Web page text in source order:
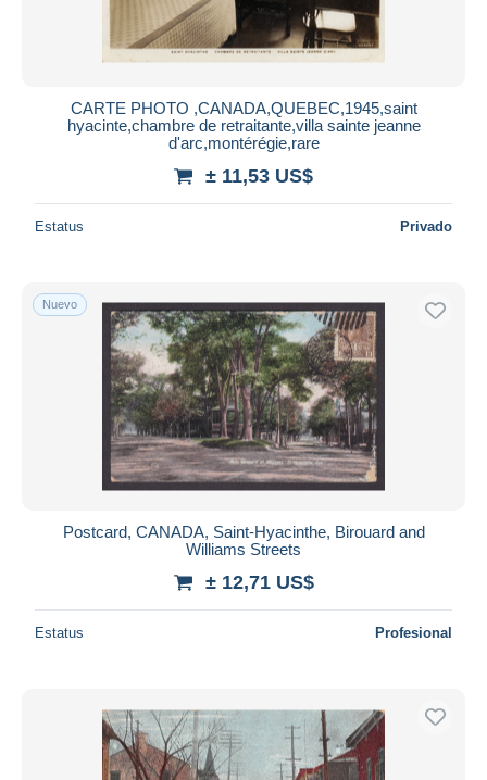
CARTE PHOTO ,CANADA,QUEBEC,1945,saint
hyacinte,chambre de retraitante,villa sainte jeanne
d'arc,montérégie,rare
± 11,53 US$
Estatus Privado
Nuevo
Postcard, CANADA, Saint-Hyacinthe, Birouard and
Williams Streets
± 12,71 US$
Estatus Profesional